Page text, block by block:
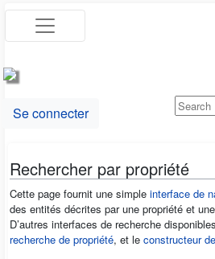
Se connecter
Rechercher par propriété
Cette page fournit une simple interface de
des entités décrites par une propriété et
D’autres interfaces de recherche
recherche de propriété, et le constructeur